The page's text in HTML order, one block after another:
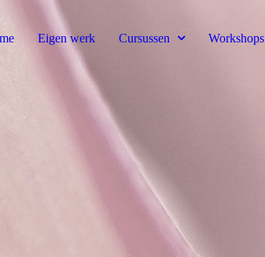
Eigen werk Cursussen Workshops